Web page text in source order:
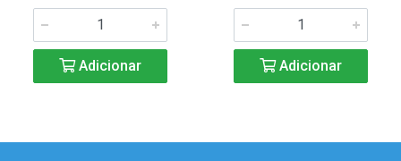
Adicionar Adicionar